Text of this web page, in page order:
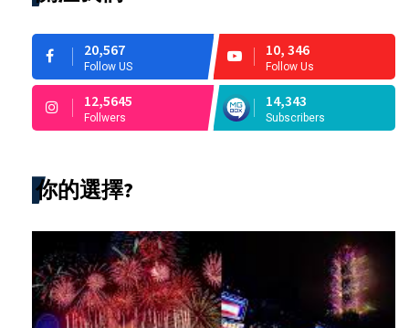
20,567
Follow US
10, 346
Follow Us
12,5645
Follwers
14,343
Subscribers
你的選擇?